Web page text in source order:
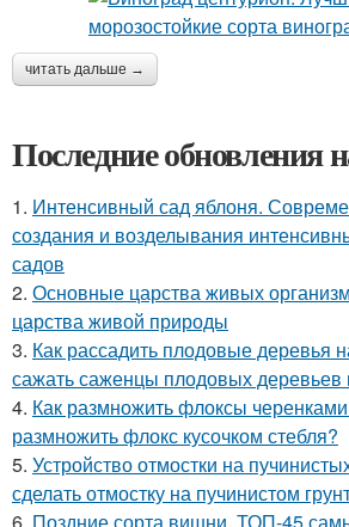
читать дальше →
Последние обновления
1. Интенсивный сад яблоня.
создания и возделывания
садов
2. Основные царства живых
царства живой природы
3. Как рассадить плодовые деревья
сажать саженцы плодовых деревьев
4. Как размножить флоксы
размножить флокс кусочком стебля?
5. Устройство отмостки на
сделать отмостку на пучинистом
6. Поздние сорта вишни. ТОП-45